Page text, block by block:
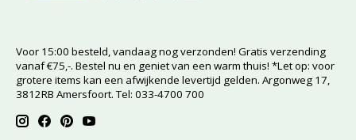
Voor 15:00 besteld, vandaag nog verzonden! Gratis verzending
vanaf €75,-. Bestel nu en geniet van een warm thuis! *Let op: voor
grotere items kan een afwijkende levertijd gelden. Argonweg 17,
3812RB Amersfoort. Tel: 033-4700 700